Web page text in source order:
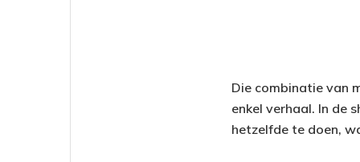
Die combinatie van
enkel verhaal. In de
hetzelfde te doen,